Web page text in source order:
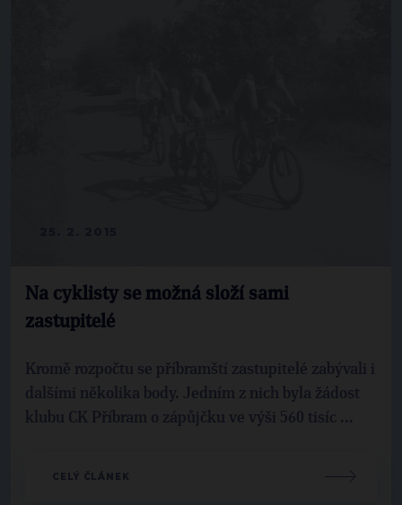
Na cyklisty se možná složí sami
zastupitelé
Kromě rozpočtu se příbramští zastupitelé zabývali i
dalšími několika body. Jedním z nich byla žádost
klubu CK Příbram o zápůjčku ve výši 560 tisíc ...
CELÝ ČLÁNEK